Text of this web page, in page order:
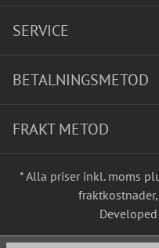
SERVICE
BETALNINGSMETOD
FRAKT METOD
* Alla priser inkl. moms